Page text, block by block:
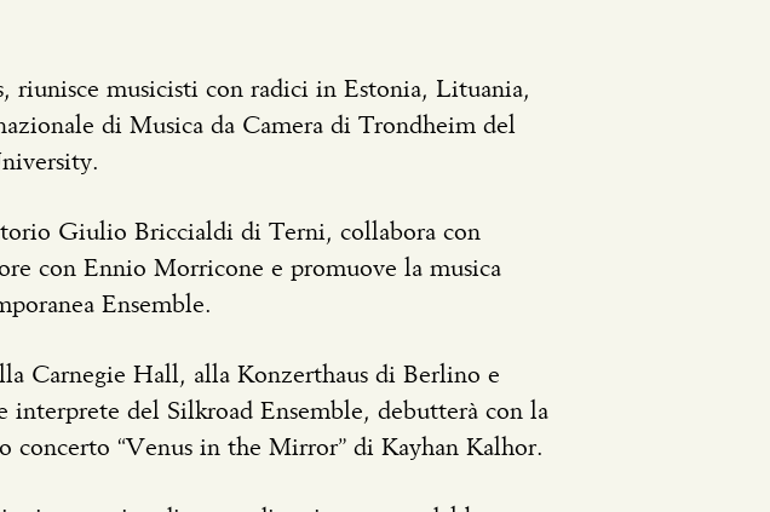
riunisce musicisti con radici in Estonia, Lituania,
di Musica da Camera di Trondheim del
Giulio Briccialdi di Terni, collabora con
con Ennio Morricone e promuove la musica
Ensemble.
Carnegie Hall, alla Konzerthaus di Berlino e
del Silkroad Ensemble, debutterà con la
concerto “Venus in the Mirror” di Kayhan Kalhor.